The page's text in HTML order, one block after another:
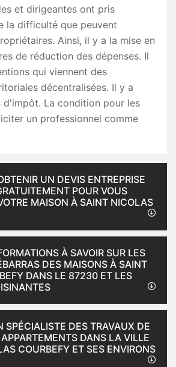
et dirigeantes ont pris
la difficulté que peuvent
Ainsi, il y a la mise en
de réduction des dépenses. Il
qui viennent des
décentralisées. Il y a
d'impôt. La condition pour les
un professionnel comme
UN DEVIS ENTREPRISE
POUR VOUS
MAISON À SAINT NICOLAS
À SAVOIR SUR LES
DES MAISONS À SAINT
DANS LE 87230 ET LES
SPÉCIALISTE DES TRAVAUX DE
DANS LA VILLE
COURBEFY ET SES ENVIRONS